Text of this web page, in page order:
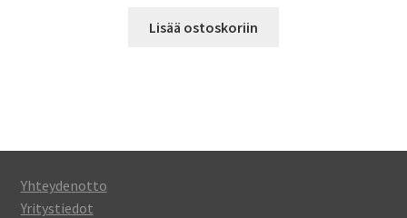
Lisää ostoskoriin
Yhteydenotto
Yritystiedot